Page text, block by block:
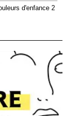
d'enfance 2